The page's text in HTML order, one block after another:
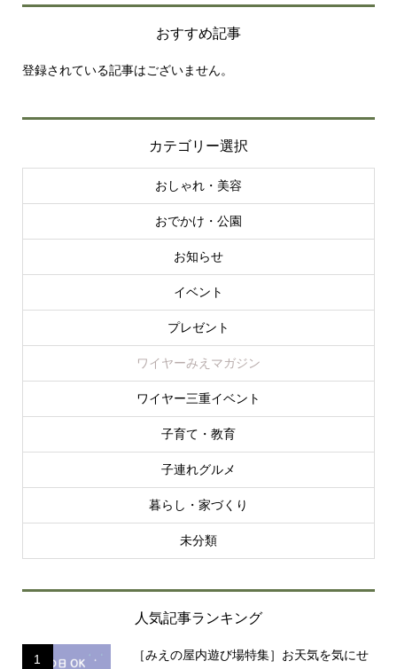
おすすめ記事
登録されている記事はございません。
カテゴリー選択
おしゃれ・美容
おでかけ・公園
お知らせ
イベント
プレゼント
ワイヤーみえマガジン
ワイヤー三重イベント
子育て・教育
子連れグルメ
暮らし・家づくり
未分類
人気記事ランキング
1
［みえの屋内遊び場特集］お天気を気にせ